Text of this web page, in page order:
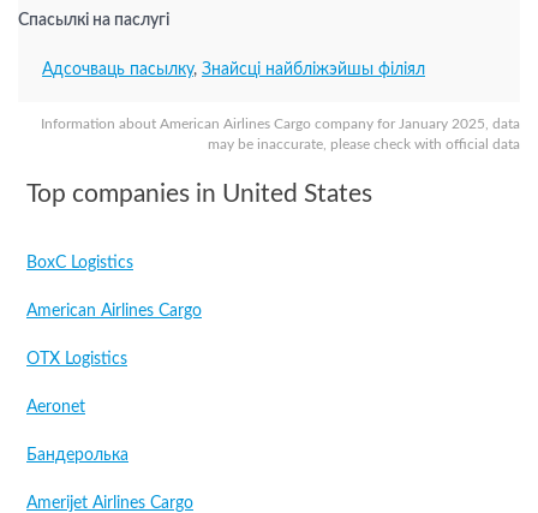
Information about American Airlines Cargo company for January 2025, data
may be inaccurate, please check with official data
Спасылкі на паслугі
Адсочваць пасылку, Знайсці найбліжэйшы філіял
Top companies in United States
BoxC Logistics
American Airlines Cargo
OTX Logistics
Aeronet
Бандеролька
Amerijet Airlines Cargo